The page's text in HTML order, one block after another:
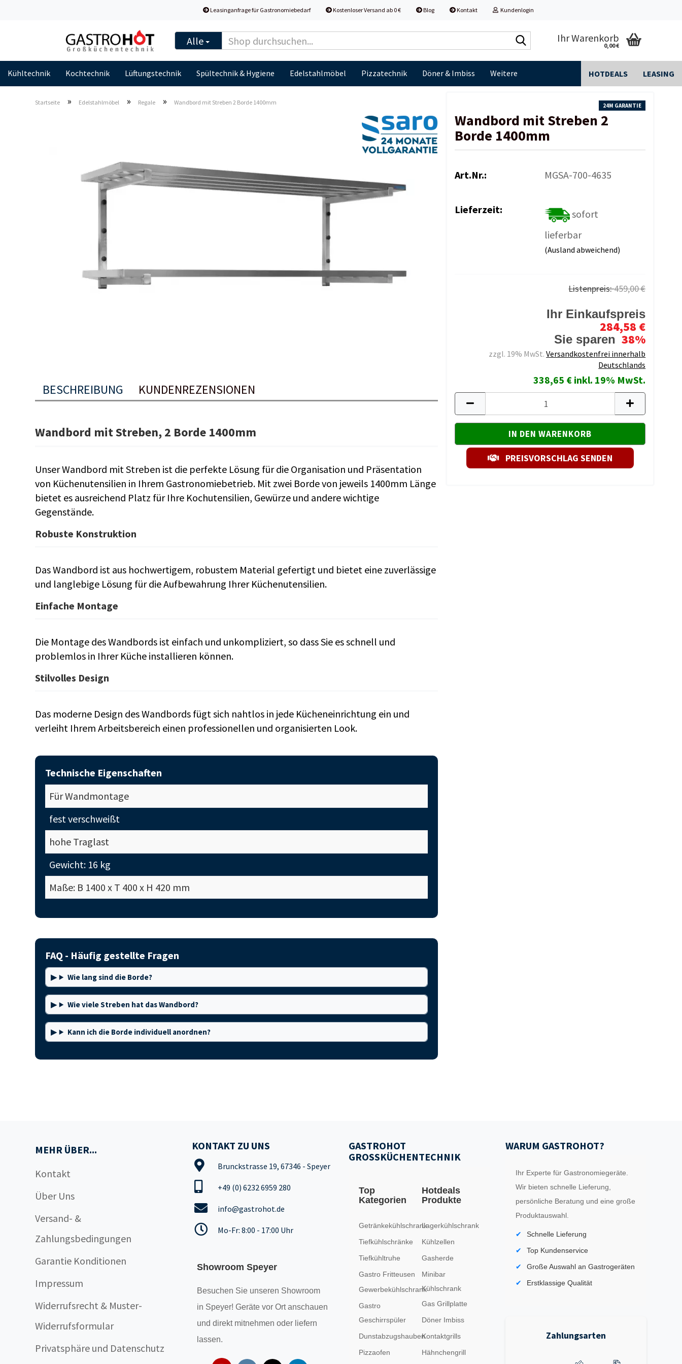
Leasinganfrage für Gastronomiebedarf Kostenloser Versand ab 0 € Blog Kontakt Kundenlogin
Alle
durchsuchen...
Ihr Warenkorb
0,00 €
Kühltechnik Kochtechnik Lüftungstechnik Spültechnik & Hygiene Edelstahlmöbel Pizzatechnik Döner & Imbiss HOTDEALS LEASING
Weitere
Startseite » Edelstahlmöbel » Regale » Wandbord mit Streben 2 Borde 1400mm 24M GARANTIE
Wandbord mit Streben 2
Borde 1400mm
Art.Nr.: MGSA-700-4635
Lieferzeit:
sofort
lieferbar
(Ausland abweichend)
Listenpreis:459,00 €
Ihr Einkaufspreis
284,58 €
Sie sparen 38%
zzgl. 19% MwSt.Versandkostenfrei innerhalb
Deutschlands
338,65 € inkl. 19% MwSt.
PREISVORSCHLAG SENDEN
BESCHREIBUNG KUNDENREZENSIONEN
Wandbord mit Streben, 2 Borde 1400mm
Unser Wandbord mit Streben ist die perfekte Lösung für die Organisation und Präsentation
von Küchenutensilien in Ihrem Gastronomiebetrieb. Mit zwei Borde von jeweils 1400mm Länge
bietet es ausreichend Platz für Ihre Kochutensilien, Gewürze und andere wichtige
Gegenstände.
Robuste Konstruktion
Das Wandbord ist aus hochwertigem, robustem Material gefertigt und bietet eine zuverlässige
und langlebige Lösung für die Aufbewahrung Ihrer Küchenutensilien.
Einfache Montage
Die Montage des Wandbords ist einfach und unkompliziert, so dass Sie es schnell und
problemlos in Ihrer Küche installieren können.
Stilvolles Design
Das moderne Design des Wandbords fügt sich nahtlos in jede Kücheneinrichtung ein und
verleiht Ihrem Arbeitsbereich einen professionellen und organisierten Look.
Technische Eigenschaften
Für Wandmontage
fest verschweißt
hohe Traglast
Gewicht: 16 kg
Maße: B 1400 x T 400 x H 420 mm
FAQ - Häufig gestellte Fragen
Wie lang sind die Borde?
Wie viele Streben hat das Wandbord?
Kann ich die Borde individuell anordnen?
MEHR ÜBER...
Kontakt
Über Uns
Versand- &
Zahlungsbedingungen
Garantie Konditionen
Impressum
Widerrufsrecht & Muster-
Widerrufsformular
Privatsphäre und Datenschutz
KONTAKT ZU UNS
Brunckstrasse 19, 67346 - Speyer
+49 (0) 6232 6959 280
info@gastrohot.de
Mo-Fr: 8:00 - 17:00 Uhr
Showroom Speyer
Besuchen Sie unseren Showroom
in Speyer! Geräte vor Ort anschauen
und direkt mitnehmen oder liefern
lassen.
GASTROHOT
GROSSKÜCHENTECHNIK
Top
Kategorien
Getränkekühlschrank
Tiefkühlschränke
Tiefkühltruhe
Gastro Fritteusen
Gewerbekühlschrank
Gastro
Geschirrspüler
Dunstabzugshauben
Pizzaofen
Hotdeals
Produkte
Lagerkühlschrank
Kühlzellen
Gasherde
Minibar
Kühlschrank
Gas Grillplatte
Döner Imbiss
Kontaktgrills
Hähnchengrill
WARUM GASTROHOT?
Ihr Experte für Gastronomiegeräte.
Wir bieten schnelle Lieferung,
persönliche Beratung und eine große
Produktauswahl.
Schnelle Lieferung
Top Kundenservice
Große Auswahl an Gastrogeräten
Erstklassige Qualität
Zahlungsarten